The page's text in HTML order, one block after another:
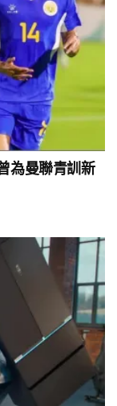
為曼聯青訓新